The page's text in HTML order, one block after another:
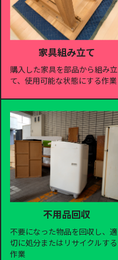
家具組み立て
購入した家具を部品から組み立
て、使用可能な状態にする作業
不用品回収
不要になった物品を回収し、適
切に処分またはリサイクルする
作業